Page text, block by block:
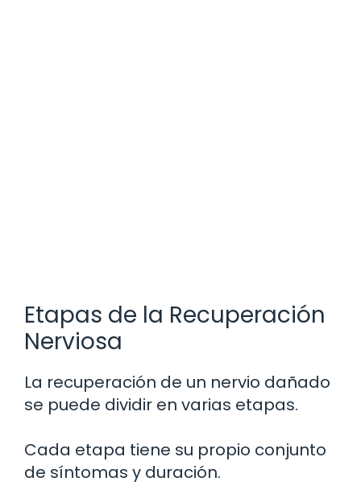
Etapas de la Recuperación
Nerviosa
La recuperación de un nervio dañado
se puede dividir en varias etapas.
Cada etapa tiene su propio conjunto
de síntomas y duración.